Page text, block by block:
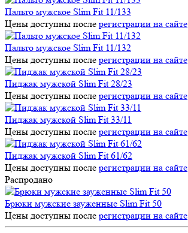
Пальто мужское Slim Fit 11/133
Цены доступны после регистрации на сайте
Пальто мужское Slim Fit 11/132
Цены доступны после регистрации на сайте
Пиджак мужской Slim Fit 28/23
Цены доступны после регистрации на сайте
Пиджак мужской Slim Fit 33/11
Цены доступны после регистрации на сайте
Пиджак мужской Slim Fit 61/62
Цены доступны после регистрации на сайте
Распродано
Брюки мужские зауженные Slim Fit 50
Цены доступны после регистрации на сайте